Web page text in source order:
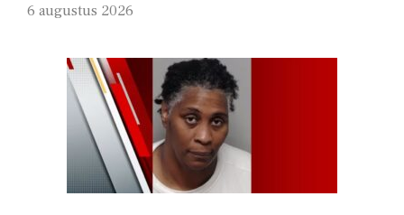
6 augustus 2026